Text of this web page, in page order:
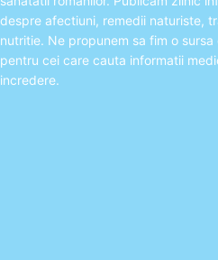
despre afectiuni, remedii naturiste,
nutritie. Ne propunem sa fim o
pentru cei care cauta informatii
incredere.